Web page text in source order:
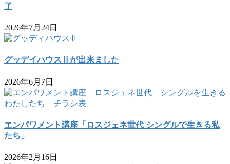
了
2026年7月24日
グッデイハウスⅡが出来ました
2026年6月7日
エンパワメント講座「ロスジェネ世代 シングルで生きる私
たち」
2026年2月16日